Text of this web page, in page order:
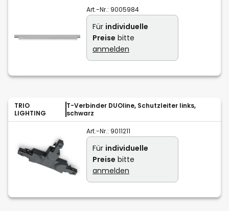
Art.-Nr.: 9005984
Für individuelle
Preise bitte
anmelden
TRIO
LIGHTING
T-Verbinder DUOline, Schutzleiter links,
schwarz
Art.-Nr.: 9011211
Für individuelle
Preise bitte
anmelden